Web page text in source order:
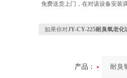
免费送货上门，在对该设备安装
如果你对JY-CY-225耐臭氧老化
产品：